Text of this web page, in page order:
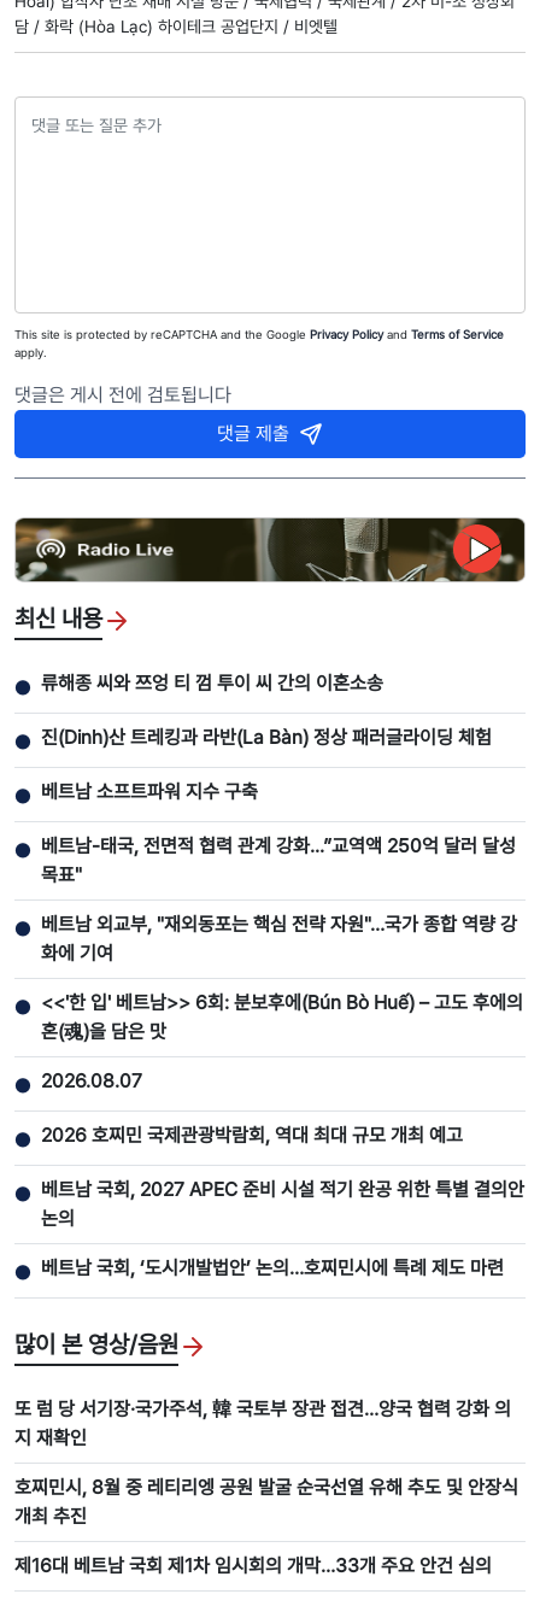
담 / 화락 (Hòa Lạc) 하이테크 공업단지 / 비엣텔
This site is protected by reCAPTCHA and the Google Privacy Policyand Terms of Service
apply.
댓글은 게시 전에 검토됩니다
댓글 제출
최신 내용
● 류해종 씨와 쯔엉 티 껌 투이 씨 간의 이혼소송
● 진(Dinh)산 트레킹과 라반(La Bàn) 정상 패러글라이딩 체험
● 베트남 소프트파워 지수 구축
● 베트남-태국, 전면적 협력 관계 강화...”교역액 250억 달러 달성
목표"
● 베트남 외교부, "재외동포는 핵심 전략 자원"…국가 종합 역량 강
화에 기여
● <<'한 입' 베트남>> 6회: 분보후에(Bún Bò Huế) – 고도 후에의
혼(魂)을 담은 맛
● 2026.08.07
● 2026 호찌민 국제관광박람회, 역대 최대 규모 개최 예고
● 베트남 국회, 2027 APEC 준비 시설 적기 완공 위한 특별 결의안
논의
● 베트남 국회, ‘도시개발법안’ 논의…호찌민시에 특례 제도 마련
많이 본 영상/음원
또 럼 당 서기장·국가주석, 韓 국토부 장관 접견…양국 협력 강화 의
지 재확인
호찌민시, 8월 중 레티리엥 공원 발굴 순국선열 유해 추도 및 안장식
개최 추진
제16대 베트남 국회 제1차 임시회의 개막…33개 주요 안건 심의